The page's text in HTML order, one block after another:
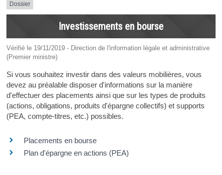
Dossier
Investissements en bourse
Vérifié le 19/11/2019 - Direction de l'information légale et administrative
(Premier ministre)
Si vous souhaitez investir dans des valeurs mobilières, vous
devez au préalable disposer d'informations sur la manière
d'effectuer des placements ainsi que sur les types de produits
(actions, obligations, produits d'épargne collectifs) et supports
(PEA, compte-titres, etc.) possibles.
Placements en bourse
Plan d'épargne en actions (PEA)